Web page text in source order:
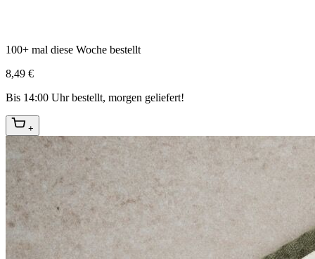
100+ mal diese Woche bestellt
8,49 €
Bis 14:00 Uhr bestellt, morgen geliefert!
+